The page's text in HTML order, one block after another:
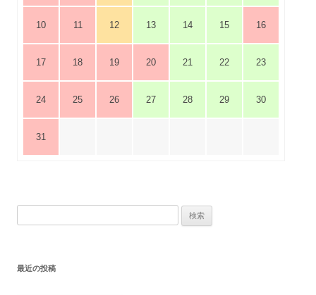
10 11 12 13 14 15 16
17 18 19 20 21 22 23
24 25 26 27 28 29 30
31
最近の投稿